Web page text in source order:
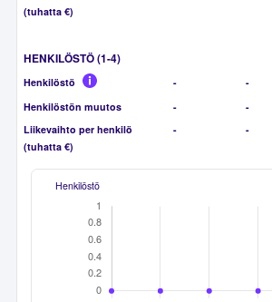
(tuhatta €)
HENKILÖSTÖ (1-4)
Henkilöstö - -
Henkilöstön muutos
- -
Liikevaihto per henkilö
(tuhatta €)
- -
Henkilöstö